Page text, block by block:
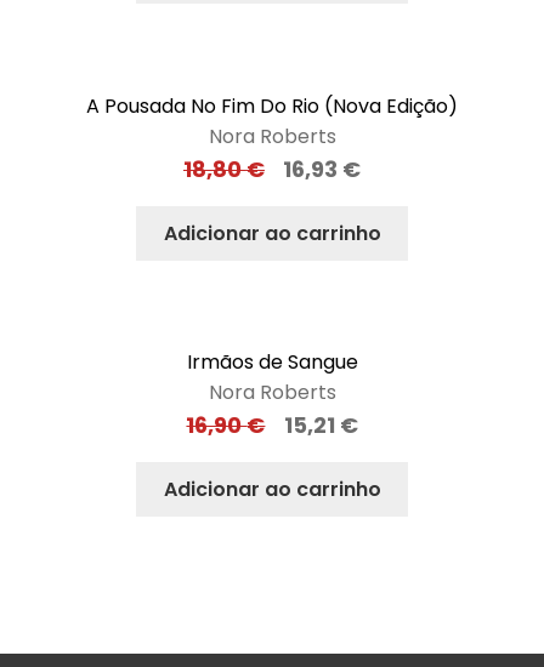
A Pousada No Fim Do Rio (Nova Edição)
Nora Roberts
18,80€ 16,93 €
Adicionar ao carrinho
Irmãos de Sangue
Nora Roberts
16,90€ 15,21 €
Adicionar ao carrinho